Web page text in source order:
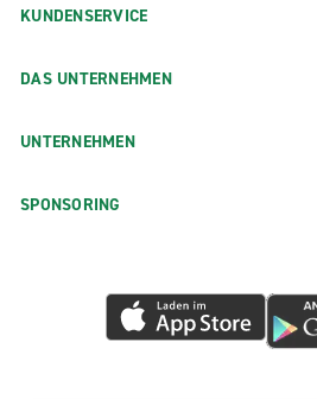
KUNDENSERVICE
DAS UNTERNEHMEN
UNTERNEHMEN
SPONSORING